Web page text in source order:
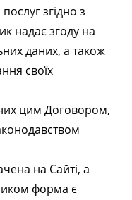
згідно з
надає згоду на
даних, а також
своїх
цим Договором,
на Сайті, а
форма є